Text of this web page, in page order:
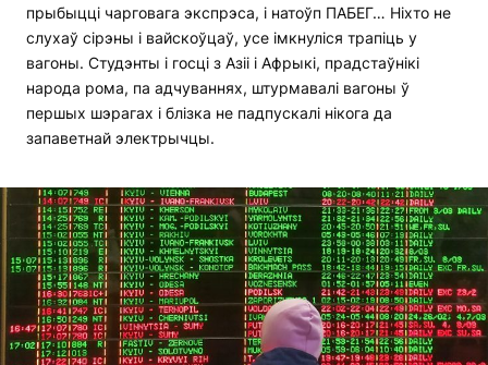
прыбыцці чарговага экспрэса, і натоўп ПАБЕГ… Ніхто не
слухаў сірэны і вайскоўцаў, усе імкнуліся трапіць у
вагоны. Студэнты і госці з Азіі і Афрыкі, прадстаўнікі
народа рома, па адчуваннях, штурмавалі вагоны ў
першых шэрагах і блізка не падпускалі нікога да
запаветнай электрычцы.